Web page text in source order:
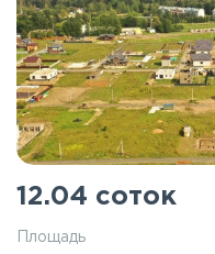
12.04 соток
Площадь